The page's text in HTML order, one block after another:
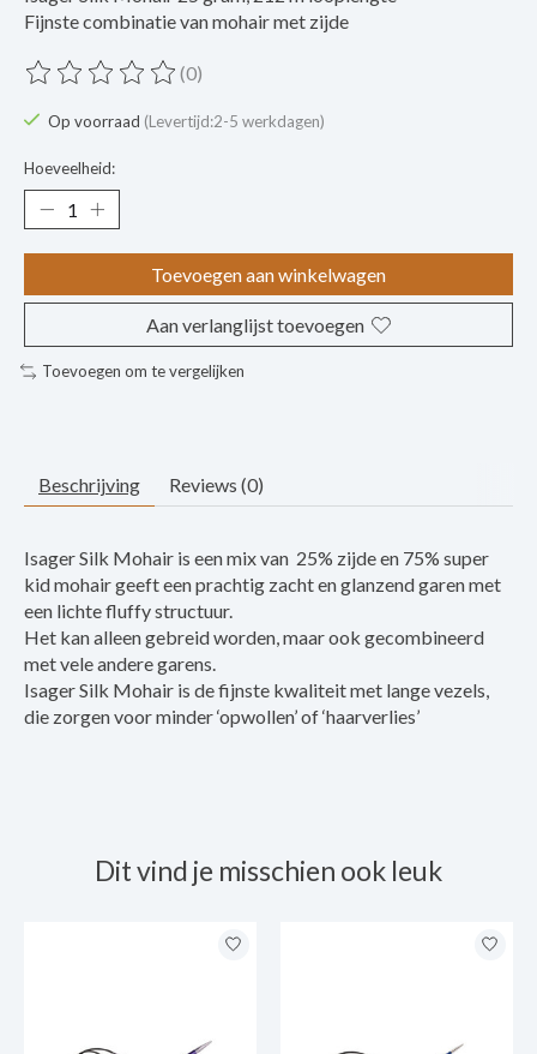
Fijnste combinatie van mohair met zijde
De beoordeling van dit product is
(0)
Op voorraad (Levertijd:2-5 werkdagen)
Hoeveelheid:
Toevoegen aan winkelwagen
Aan verlanglijst toevoegen
Toevoegen om te vergelijken
Beschrijving Reviews (0)
Isager Silk Mohair is een mix van 25% zijde en 75% super
kid mohair geeft een prachtig zacht en glanzend garen met
een lichte fluffy structuur.
Het kan alleen gebreid worden, maar ook gecombineerd
met vele andere garens.
Isager Silk Mohair is de fijnste kwaliteit met lange vezels,
die zorgen voor minder ‘opwollen’ of ‘haarverlies’
Dit vind je misschien ook leuk
Items van productcarrousel